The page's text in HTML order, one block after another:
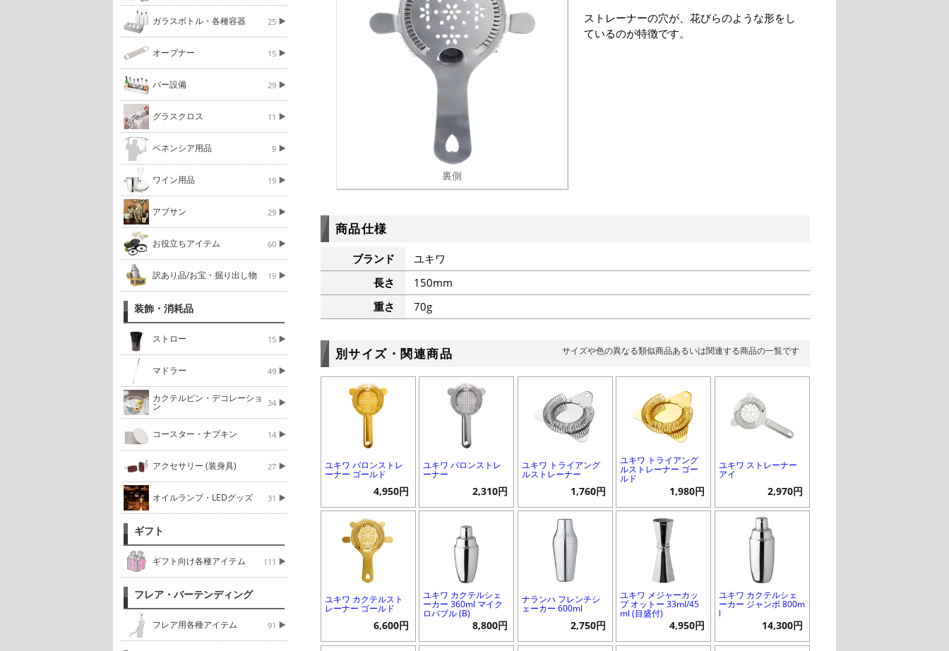
ガラスボトル・各種容器 25
オープナー 15
バー設備 29
グラスクロス 11
ベネンシア用品 9
ワイン用品 19
アブサン 29
お役立ちアイテム 60
訳あり品/お宝・掘り出し物 19
装飾・消耗品
ストロー 15
マドラー 49
カクテルピン・デコレーショ
ン 34
コースター・ナプキン 14
アクセサリー (装身具) 27
オイルランプ・LEDグッズ 31
ギフト
ギフト向け各種アイテム 111
フレア・バーテンディング
フレア用各種アイテム 91
裏側
ストレーナーの穴が、花びらのような形をし
ているのが特徴です。
商品仕様
ブランド
ユキワ
長さ
150mm
重さ
70g
別サイズ・関連商品 サイズや色の異なる類似商品あるいは関連する商品の一覧です
ユキワ バロンストレ
ーナー ゴールド
4,950円
ユキワ バロンストレ
ーナー
2,310円
ユキワ トライアング
ルストレーナー
1,760円
ユキワ トライアング
ルストレーナー ゴー
ルド
1,980円
ユキワ ストレーナー
アイ
2,970円
ユキワ カクテルスト
レーナー ゴールド
6,600円
ユキワ カクテルシェ
ーカー 360ml マイク
ロバブル (B)
8,800円
ナランハ フレンチシ
ェーカー 600ml
2,750円
ユキワ メジャーカッ
プ オットー 33ml/45
ml (目盛付)
4,950円
ユキワ カクテルシェ
ーカー ジャンボ 800m
l
14,300円